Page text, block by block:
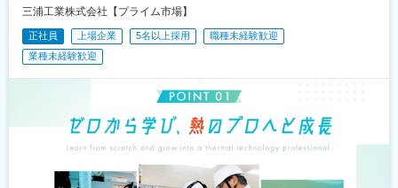
三浦工業株式会社【プライム市場】
正社員 上場企業 5名以上採用
職種未経験歓迎
業種未経験歓迎